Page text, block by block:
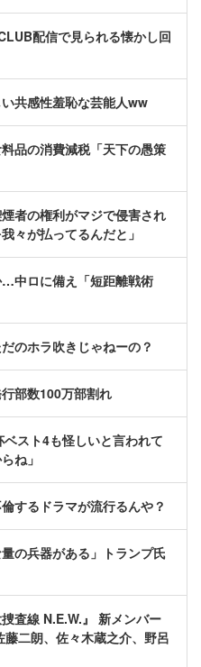
配信で見られる懐かし回
共感性羞恥な芸能人ww
品の消費減税「天下の愚策
者の権利がマジで侵害され
々が払ってるんだと」
中ロに備え「短距離戦術
のホラ吹きじゃねーの？
部数100万部割れ
スト4も怪しいと言われて
ね」
するドラマが流行るんや？
の兵器がある」トランプ氏
査線 N.E.W.』 新メンバー
二朗、佐々木蔵之介、野呂